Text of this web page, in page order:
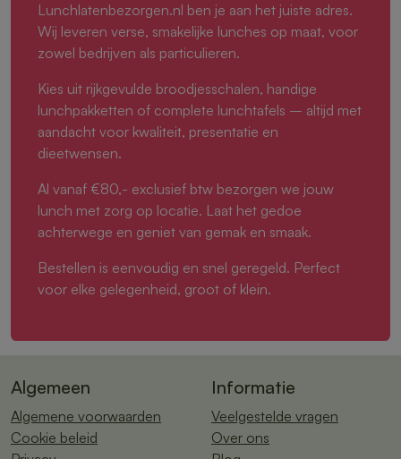
Lunchlatenbezorgen.nl ben je aan het juiste adres.
Wij leveren verse, smakelijke lunches op maat, voor
zowel bedrijven als particulieren.
Kies uit rijkgevulde broodjesschalen, handige
lunchpakketten of complete lunchtafels – altijd met
aandacht voor kwaliteit, presentatie en
dieetwensen.
Al vanaf €80,- exclusief btw bezorgen we jouw
lunch met zorg op locatie. Laat het gedoe
achterwege en geniet van gemak en smaak.
Bestellen is eenvoudig en snel geregeld. Perfect
voor elke gelegenheid, groot of klein.
Algemeen
Algemene voorwaarden
Cookie beleid
Informatie
Veelgestelde vragen
Over ons